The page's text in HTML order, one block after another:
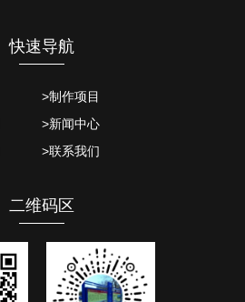
快速导航
>制作项目
>新闻中心
>联系我们
二维码区